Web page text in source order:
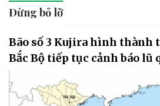
Đừng bỏ lỡ
Bão số 3 Kujira hình thành
Bắc Bộ tiếp tục cảnh báo lũ